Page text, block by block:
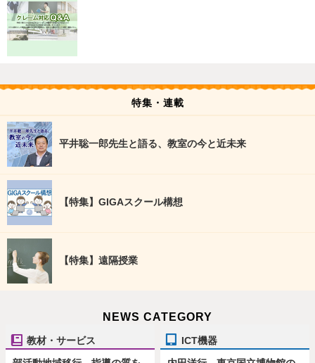
特集・連載
平井聡一郎先生と語る、教室の今と近未来
【特集】GIGAスクール構想
【特集】遠隔授業
NEWS CATEGORY
教材・サービス ICT機器